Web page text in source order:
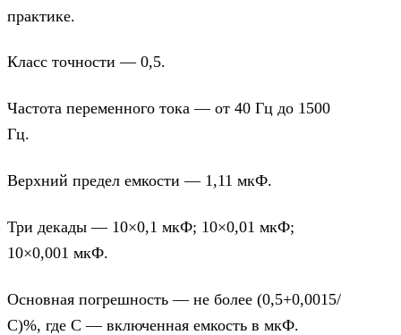
практике.
Класс точности — 0,5.
Частота переменного тока — от 40 Гц до 1500
Гц.
Верхний предел емкости — 1,11 мкФ.
Три декады — 10×0,1 мкФ; 10×0,01 мкФ;
10×0,001 мкФ.
Основная погрешность — не более (0,5+0,0015/
С)%, где С — включенная емкость в мкФ.